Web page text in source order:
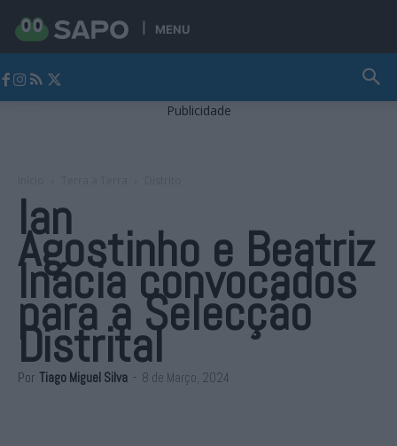
MENU
Publicidade
Ian
Agostinho e Beatriz
Inácia convocados
para a Selecção
Distrital
Por Tiago Miguel Silva - 8 de Março, 2024